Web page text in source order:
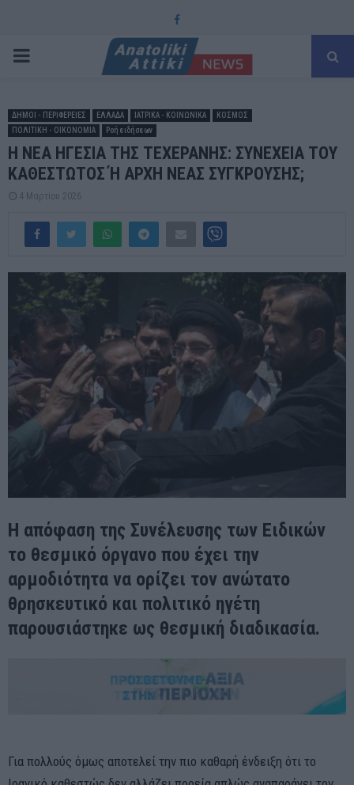
Facebook
PRIMARY
ΔΗΜΟΙ - ΠΕΡΙΦΕΡΕΙΕΣ ΕΛΛΑΔΑ ΙΑΤΡΙΚΑ - ΚΟΙΝΩΝΙΚΑ
ΚΟΣΜΟΣ
ΠΟΛΙΤΙΚΗ - ΟΙΚΟΝΟΜΙΑ
Ροή ειδήσεων
Η ΝΕΑ ΗΓΕΣΙΑ ΤΗΣ ΤΕΧΕΡΑΝΗΣ: ΣΥΝΕΧΕΙΑ ΤΟΥ
ΚΑΘΕΣΤΩΤΟΣ Ή ΑΡΧΗ ΝΕΑΣ ΣΥΓΚΡΟΥΣΗΣ;
4 Μαρτίου 2026
Η απόφαση της Συνέλευσης των Ειδικών
το θεσμικό όργανο που έχει την
αρμοδιότητα να ορίζει τον ανώτατο
θρησκευτικό και πολιτικό ηγέτη
παρουσιάστηκε ως θεσμική διαδικασία.
Για πολλούς όμως αποτελεί την πιο καθαρή ένδειξη ότι το